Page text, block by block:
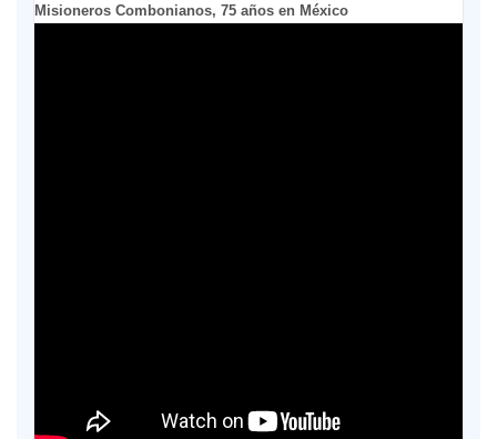
Misioneros Combonianos, 75 años en México